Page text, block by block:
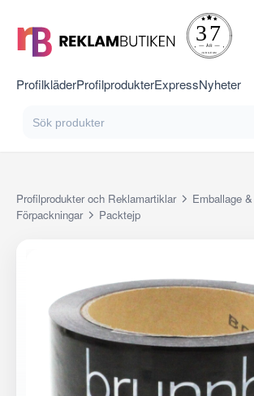
ProfilkläderProfilprodukterExpressNyheter
Profilprodukter och Reklamartiklar
Emballage
Förpackningar
Packtejp